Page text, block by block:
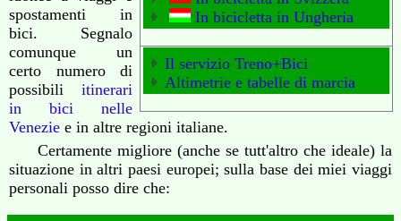
In bicicletta in Ungheria
Il servizio Treno+Bici
Altimetrie e tabelle di marcia
spostamenti in
bici. Segnalo
comunque un
certo numero di
possibili itinerari
in bici nelle
Venezie e in altre regioni italiane.
Certamente migliore (anche se tutt'altro che ideale) la
situazione in altri paesi europei; sulla base dei miei viaggi
personali posso dire che: